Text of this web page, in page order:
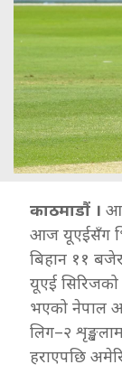
काठमाडौं ।
आज यूएईसँग
बिहान ११
यूएई
भएको नेपाल
लिग–२
हराएपछि